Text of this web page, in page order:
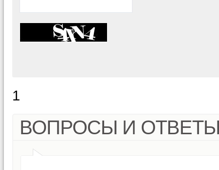
1
ВОПРОСЫ И